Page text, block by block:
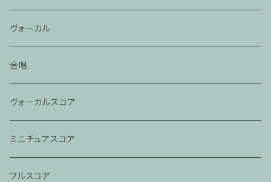
ヴォーカル
合唱
ヴォーカルスコア
ミニチュアスコア
フルスコア